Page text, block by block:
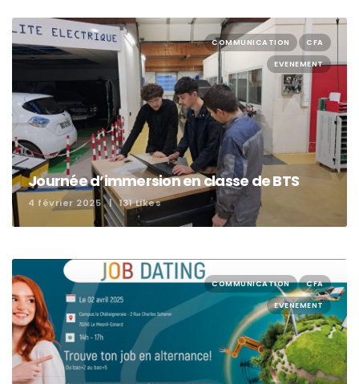
CFA
COMMUNICATION
EVENEMENT
​Journée d’immersion en classe de BTS
4 février 2025 131 Likes
CFA
COMMUNICATION
EVENEMENT